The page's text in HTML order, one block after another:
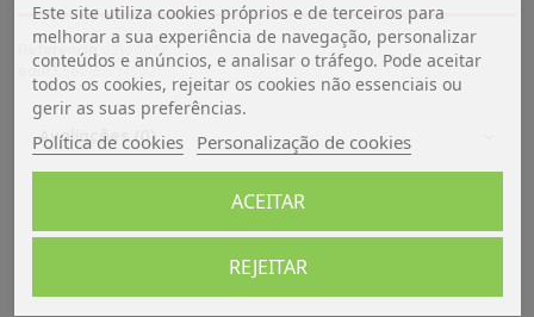
Referência 02100056
ean13 5601577743021
Avaliações (0)
Este site utiliza cookies próprios e de terceiros para
melhorar a sua experiência de navegação, personalizar
conteúdos e anúncios, e analisar o tráfego. Pode aceitar
todos os cookies, rejeitar os cookies não essenciais ou
gerir as suas preferências.
Política de cookies Personalização de cookies
REJEITAR
ACEITAR